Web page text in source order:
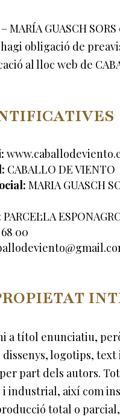
MARÍA GUASCH
obligació de
al lloc web de
CABALLO DE VIENTO
MARIA GUASCH
PARCEL·LA
68 00
a títol enunciatiu,
logotips, text
part dels autors.
industrial, així com
total o